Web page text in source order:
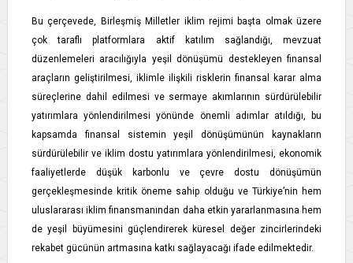
Bu çerçevede, Birleşmiş Milletler iklim rejimi başta olmak üzere
çok taraflı platformlara aktif katılım sağlandığı, mevzuat
düzenlemeleri aracılığıyla yeşil dönüşümü destekleyen finansal
araçların geliştirilmesi, iklimle ilişkili risklerin finansal karar alma
süreçlerine dahil edilmesi ve sermaye akımlarının sürdürülebilir
yatırımlara yönlendirilmesi yönünde önemli adımlar atıldığı, bu
kapsamda finansal sistemin yeşil dönüşümünün kaynakların
sürdürülebilir ve iklim dostu yatırımlara yönlendirilmesi, ekonomik
faaliyetlerde düşük karbonlu ve çevre dostu dönüşümün
gerçekleşmesinde kritik öneme sahip olduğu ve Türkiye’nin hem
uluslararası iklim finansmanından daha etkin yararlanmasına hem
de yeşil büyümesini güçlendirerek küresel değer zincirlerindeki
rekabet gücünün artmasına katkı sağlayacağı ifade edilmektedir.